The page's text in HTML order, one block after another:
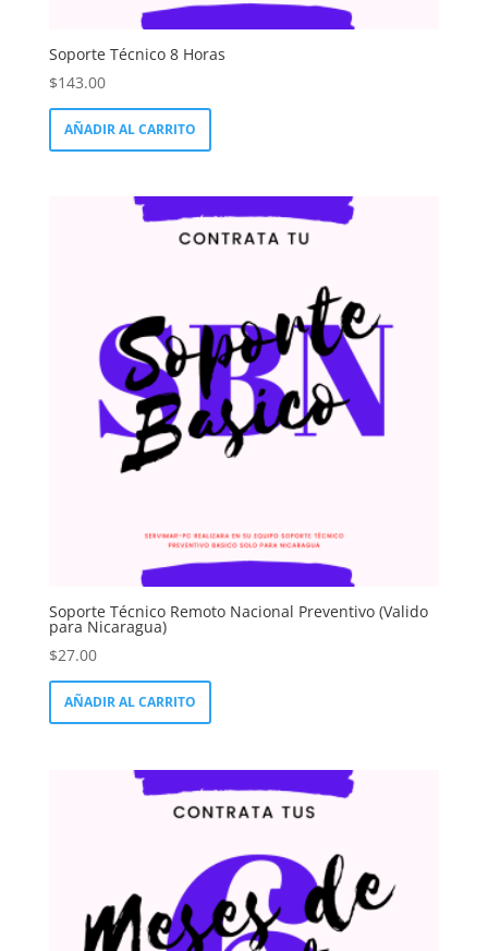
Soporte Técnico 8 Horas
$143.00
AÑADIR AL CARRITO
Soporte Técnico Remoto Nacional Preventivo (Valido
para Nicaragua)
$27.00
AÑADIR AL CARRITO